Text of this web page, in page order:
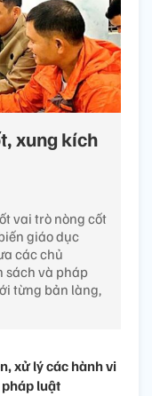
xung kích
vai trò nòng cốt
giáo dục
các chủ
sách và pháp
từng bản làng,
xử lý các hành vi
luật